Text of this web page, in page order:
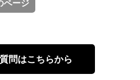
ページ
問はこちらから